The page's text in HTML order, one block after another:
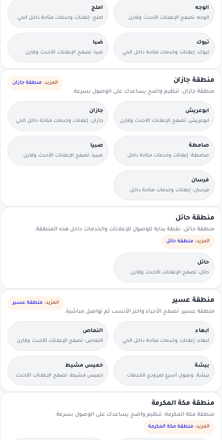
الوجه
الوجه: تصفح الإعلانات الأحدث وقارن
التفاصيل بسرعة.
املج
املج: إعلانات وخدمات متاحة داخل الحي
مع وسائل تواصل مباشرة.
تبوك
تبوك: إعلانات وخدمات متاحة داخل الحي
مع وسائل تواصل مباشرة.
ضبا
ضبا: تصفح الإعلانات الأحدث وقارن
التفاصيل بسرعة.
منطقة جازان
منطقة جازان: تنظيم واضح يساعدك على الوصول بسرعة.
المزيد: منطقة جازان
ابوعريش
ابوعريش: تصفح الإعلانات الأحدث وقارن
التفاصيل بسرعة.
جازان
جازان: إعلانات وخدمات متاحة داخل الحي
مع وسائل تواصل مباشرة.
صامطة
صامطة: إعلانات وخدمات متاحة داخل
الحي مع وسائل تواصل مباشرة.
صبيا
صبيا: تصفح الإعلانات الأحدث وقارن
التفاصيل بسرعة.
فرسان
فرسان: إعلانات وخدمات متاحة داخل
الحي مع وسائل تواصل مباشرة.
منطقة حائل
منطقة حائل: نقطة بداية للوصول للإعلانات والخدمات داخل هذه المنطقة.
المزيد: منطقة حائل
حائل
حائل: تصفح الإعلانات الأحدث وقارن
التفاصيل بسرعة.
منطقة عسير
منطقة عسير: تصفح الأحياء واختر الأنسب ثم تواصل مباشرة.
المزيد: منطقة عسير
ابهاء
ابهاء: إعلانات وخدمات متاحة داخل الحي
مع وسائل تواصل مباشرة.
النماص
النماص: تصفح الإعلانات الأحدث وقارن
التفاصيل بسرعة.
بيشة
بيشة: وصول أسرع لمزودي الخدمات
القريبين منك.
خميس مشيط
خميس مشيط: تصفح الإعلانات الأحدث
وقارن التفاصيل بسرعة.
منطقة مكة المكرمة
منطقة مكة المكرمة: تنظيم واضح يساعدك على الوصول بسرعة.
المزيد: منطقة مكة المكرمة